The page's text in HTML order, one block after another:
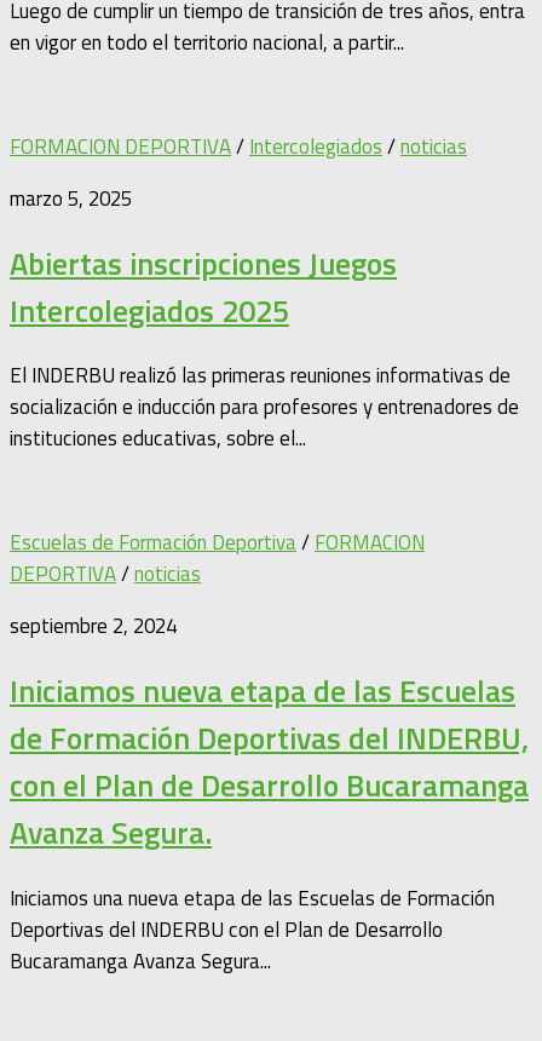
Luego de cumplir un tiempo de transición de tres años, entra
en vigor en todo el territorio nacional, a partir...
FORMACION DEPORTIVA/Intercolegiados/noticias
marzo 5, 2025
Abiertas inscripciones Juegos
Intercolegiados 2025
El INDERBU realizó las primeras reuniones informativas de
socialización e inducción para profesores y entrenadores de
instituciones educativas, sobre el...
Escuelas de Formación Deportiva/FORMACION
DEPORTIVA/noticias
septiembre 2, 2024
Iniciamos nueva etapa de las Escuelas
de Formación Deportivas del INDERBU,
con el Plan de Desarrollo Bucaramanga
Avanza Segura.
Iniciamos una nueva etapa de las Escuelas de Formación
Deportivas del INDERBU con el Plan de Desarrollo
Bucaramanga Avanza Segura...